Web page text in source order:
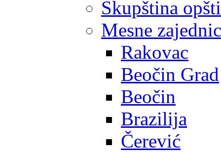
Skupština
Mesne
Rakovac
Beočin Grad
Beočin
Brazilija
Čerević